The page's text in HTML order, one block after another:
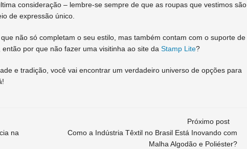
consideração – lembre-se sempre de que as roupas que vestimos são
de expressão único.
não só completam o seu estilo, mas também contam com o suporte de
por que não fazer uma visitinha ao site da Stamp Lite?
e tradição, você vai encontrar um verdadeiro universo de opções para
na
Próximo post
Como a Indústria Têxtil no Brasil Está Inovando com
Malha Algodão e Poliéster?